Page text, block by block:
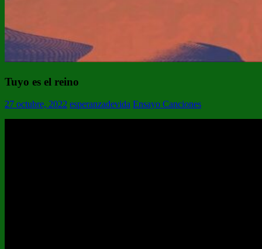
Tuyo es el reino
27 octubre, 2022 esperanzadevida Ensayo Canciones